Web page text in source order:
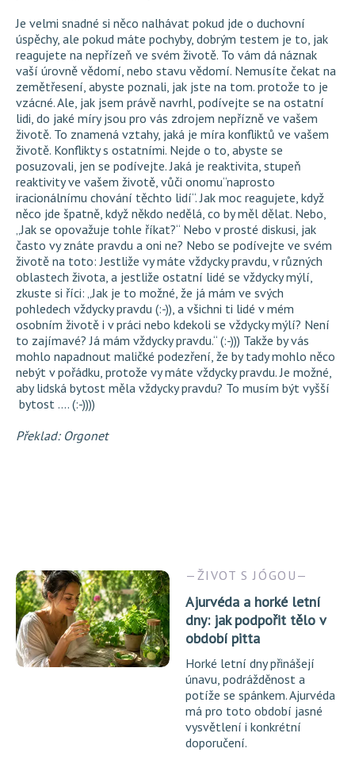
Je velmi snadné si něco nalhávat pokud jde o duchovní
úspěchy, ale pokud máte pochyby, dobrým testem je to, jak
reagujete na nepřízeň ve svém životě. To vám dá náznak
vaší úrovně vědomí, nebo stavu vědomí. Nemusíte čekat na
zemětřesení, abyste poznali, jak jste na tom. protože to je
vzácné. Ale, jak jsem právě navrhl, podívejte se na ostatní
lidi, do jaké míry jsou pro vás zdrojem nepřízně ve vašem
životě. To znamená vztahy, jaká je míra konfliktů ve vašem
životě. Konflikty s ostatními. Nejde o to, abyste se
posuzovali, jen se podívejte. Jaká je reaktivita, stupeň
reaktivity ve vašem životě, vůči onomu“naprosto
iracionálnímu chování těchto lidí“. Jak moc reagujete, když
něco jde špatně, když někdo nedělá, co by měl dělat. Nebo,
„Jak se opovažuje tohle říkat?“ Nebo v prosté diskusi, jak
často vy znáte pravdu a oni ne? Nebo se podívejte ve svém
životě na toto: Jestliže vy máte vždycky pravdu, v různých
oblastech života, a jestliže ostatní lidé se vždycky mýlí,
zkuste si říci: „Jak je to možné, že já mám ve svých
pohledech vždycky pravdu (:-)), a všichni ti lidé v mém
osobním životě i v práci nebo kdekoli se vždycky mýlí? Není
to zajímavé? Já mám vždycky pravdu.“ (:-))) Takže by vás
mohlo napadnout maličké podezření, že by tady mohlo něco
nebýt v pořádku, protože vy máte vždycky pravdu. Je možné,
aby lidská bytost měla vždycky pravdu? To musím být vyšší
bytost .... (:-))))
Překlad: Orgonet
ŽIVOT S JÓGOU
Ajurvéda a horké letní
dny: jak podpořit tělo v
období pitta
Horké letní dny přinášejí
únavu, podrážděnost a
potíže se spánkem. Ajurvéda
má pro toto období jasné
vysvětlení i konkrétní
doporučení.